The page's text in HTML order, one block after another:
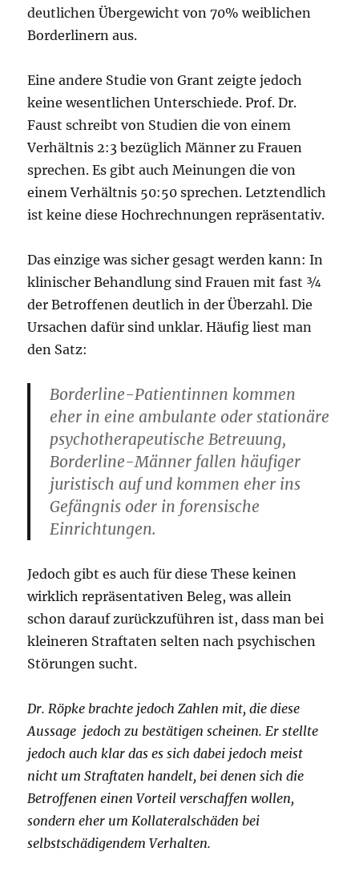
deutlichen Übergewicht von 70% weiblichen
Borderlinern aus.
Eine andere Studie von Grant zeigte jedoch
keine wesentlichen Unterschiede. Prof. Dr.
Faust schreibt von Studien die von einem
Verhältnis 2:3 bezüglich Männer zu Frauen
sprechen. Es gibt auch Meinungen die von
einem Verhältnis 50:50 sprechen. Letztendlich
ist keine diese Hochrechnungen repräsentativ.
Das einzige was sicher gesagt werden kann: In
klinischer Behandlung sind Frauen mit fast ¾
der Betroffenen deutlich in der Überzahl. Die
Ursachen dafür sind unklar. Häufig liest man
den Satz:
Borderline-Patientinnen kommen
eher in eine ambulante oder stationäre
psychotherapeutische Betreuung,
Borderline-Männer fallen häufiger
juristisch auf und kommen eher ins
Gefängnis oder in forensische
Einrichtungen.
Jedoch gibt es auch für diese These keinen
wirklich repräsentativen Beleg, was allein
schon darauf zurückzuführen ist, dass man bei
kleineren Straftaten selten nach psychischen
Störungen sucht.
Dr. Röpke brachte jedoch Zahlen mit, die diese
Aussage jedoch zu bestätigen scheinen. Er stellte
jedoch auch klar das es sich dabei jedoch meist
nicht um Straftaten handelt, bei denen sich die
Betroffenen einen Vorteil verschaffen wollen,
sondern eher um Kollateralschäden bei
selbstschädigendem Verhalten.